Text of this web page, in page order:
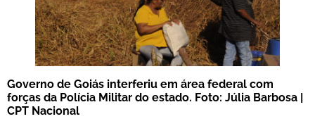
Governo de Goiás interferiu em área federal com
forças da Polícia Militar do estado. Foto: Júlia Barbosa |
CPT Nacional